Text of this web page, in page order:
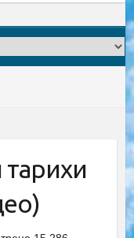
тарихи